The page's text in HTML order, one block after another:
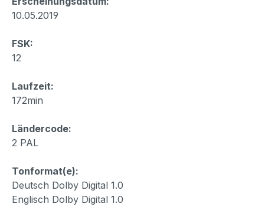
10.05.2019
FSK:
12
Laufzeit:
172min
Ländercode:
2 PAL
Tonformat(e):
Deutsch Dolby Digital 1.0
Englisch Dolby Digital 1.0